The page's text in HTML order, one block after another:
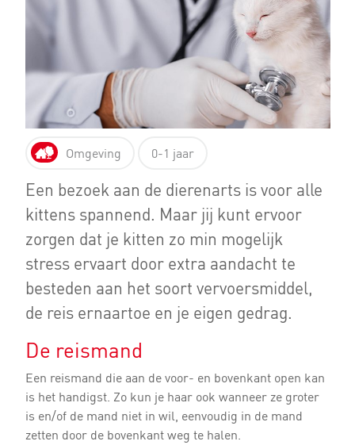
Omgeving 0-1 jaar
Een bezoek aan de dierenarts is voor alle
kittens spannend. Maar jij kunt ervoor
zorgen dat je kitten zo min mogelijk
stress ervaart door extra aandacht te
besteden aan het soort vervoersmiddel,
de reis ernaartoe en je eigen gedrag.
De reismand
Een reismand die aan de voor- en bovenkant open kan
is het handigst. Zo kun je haar ook wanneer ze groter
is en/of de mand niet in wil, eenvoudig in de mand
zetten door de bovenkant weg te halen.